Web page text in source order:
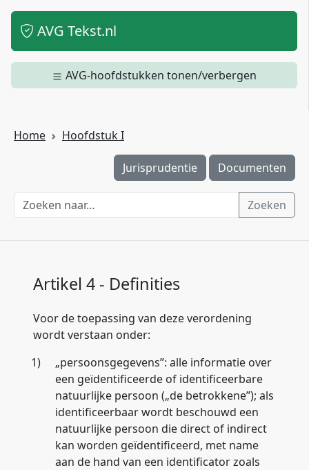
AVG Tekst.nl
AVG-hoofdstukken tonen/verbergen
Home Hoofdstuk I
Jurisprudentie Documenten
Zoeken
Artikel 4 - Definities
Voor de toepassing van deze verordening
wordt verstaan onder:
1)
„persoonsgegevens”: alle informatie over
een geïdentificeerde of identificeerbare
natuurlijke persoon („de betrokkene”); als
identificeerbaar wordt beschouwd een
natuurlijke persoon die direct of indirect
kan worden geïdentificeerd, met name
aan de hand van een identificator zoals